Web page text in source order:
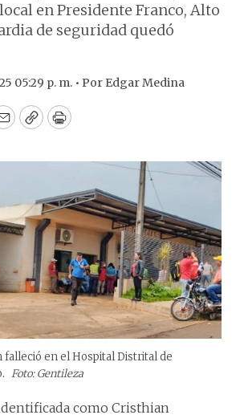
en Presidente Franco, Alto
de seguridad quedó
05:29 p. m. • Por Edgar Medina
EmailCopyPrint
en el Hospital Distrital de
Foto: Gentileza
como Cristhian